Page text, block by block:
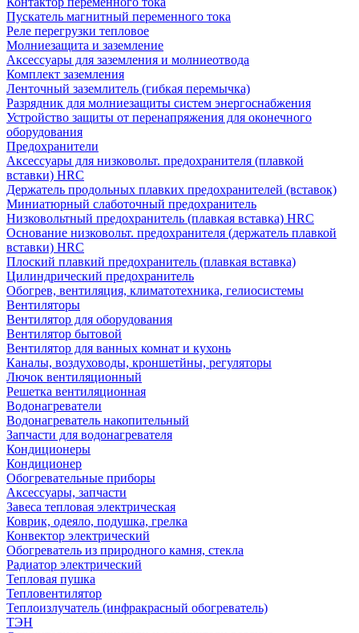
Пускатель магнитный переменного тока
Реле перегрузки тепловое
Молниезащита и заземление
Аксессуары для заземления и молниеотвода
Комплект заземления
Ленточный заземлитель (гибкая перемычка)
Разрядник для молниезащиты систем энергоснабжения
Устройство защиты от перенапряжения для оконечного
оборудования
Предохранители
Аксессуары для низковольт. предохранителя (плавкой
вставки) HRC
Держатель продольных плавких предохранителей (вставок)
Миниатюрный слаботочный предохранитель
Низковольтный предохранитель (плавкая вставка) HRC
Основание низковольт. предохранителя (держатель плавкой
вставки) HRC
Плоский плавкий предохранитель (плавкая вставка)
Цилиндрический предохранитель
Обогрев, вентиляция, климатотехника, гелиосистемы
Вентиляторы
Вентилятор для оборудования
Вентилятор бытовой
Вентилятор для ванных комнат и кухонь
Каналы, воздуховоды, кроншетйны, регуляторы
Лючок вентиляционный
Решетка вентиляционная
Водонагреватели
Водонагреватель накопительный
Запчасти для водонагревателя
Кондиционеры
Кондиционер
Обогревательные приборы
Аксессуары, запчасти
Завеса тепловая электрическая
Коврик, одеяло, подушка, грелка
Конвектор электрический
Обогреватель из природного камня, стекла
Радиатор электрический
Тепловая пушка
Тепловентилятор
Теплоизлучатель (инфракрасный обогреватель)
ТЭН